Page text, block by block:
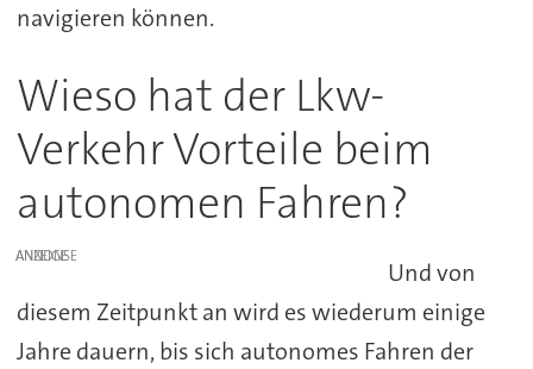
navigieren können.
Wieso hat der Lkw-
Verkehr Vorteile beim
autonomen Fahren?
ANZEIGE
Und von
diesem Zeitpunkt an wird es wiederum einige
Jahre dauern, bis sich autonomes Fahren der